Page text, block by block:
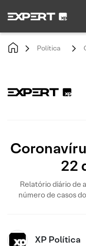
Política
22
Relatório diário de
número de casos
XP Política